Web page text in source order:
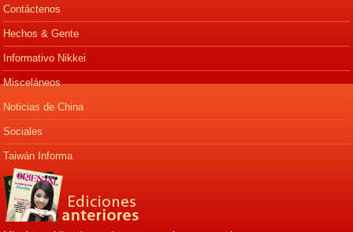
Contáctenos
Hechos & Gente
Informativo Nikkei
Misceláneos
Noticias de China
Sociales
Taiwán Informa